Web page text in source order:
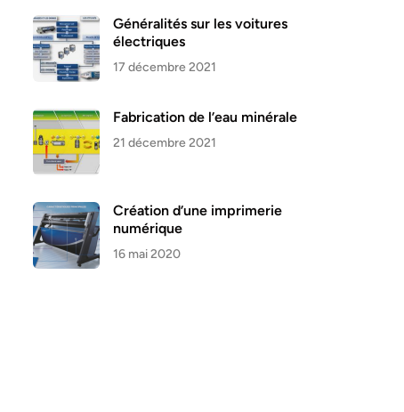
Généralités sur les voitures
électriques
17 décembre 2021
Fabrication de l’eau minérale
21 décembre 2021
Création d’une imprimerie
numérique
16 mai 2020